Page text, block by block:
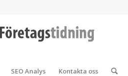
SEO Analys Kontakta oss